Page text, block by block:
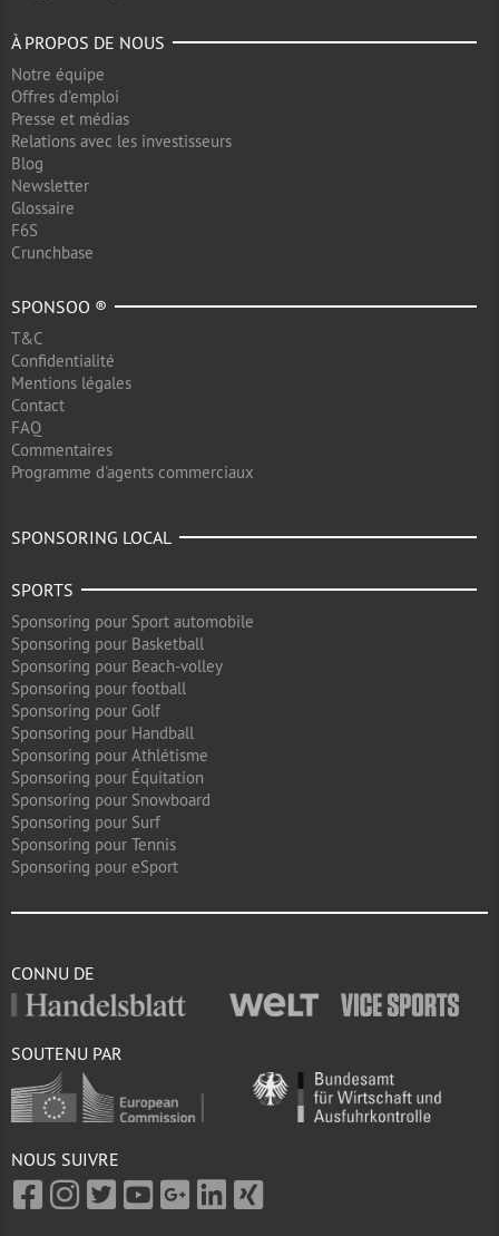
À PROPOS DE NOUS
Notre équipe
Offres d'emploi
Presse et médias
Relations avec les investisseurs
Blog
Newsletter
Glossaire
F6S
Crunchbase
SPONSOO ®
T&C
Confidentialité
Mentions légales
Contact
FAQ
Commentaires
Programme d'agents commerciaux
SPONSORING LOCAL
SPORTS
Sponsoring pour Sport automobile
Sponsoring pour Basketball
Sponsoring pour Beach-volley
Sponsoring pour football
Sponsoring pour Golf
Sponsoring pour Handball
Sponsoring pour Athlétisme
Sponsoring pour Équitation
Sponsoring pour Snowboard
Sponsoring pour Surf
Sponsoring pour Tennis
Sponsoring pour eSport
CONNU DE
SOUTENU PAR
NOUS SUIVRE